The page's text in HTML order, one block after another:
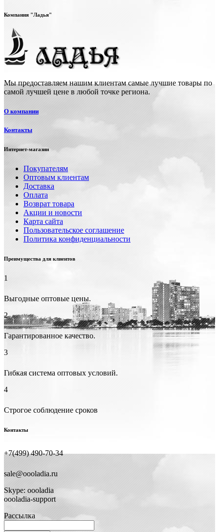
Компания "Ладья"
Мы предоставляем нашим клиентам самые лучшие товары по
самой лучшей цене в любой точке региона.
О компании
Контакты
Интернет-магазин
Покупателям
Оптовым клиентам
Доставка
Оплата
Возврат товара
Акции и новости
Карта сайта
Пользовательское соглашение
Политика конфиденциальности
Преимущества для клиентов
1
Выгодные оптовые цены.
2
Гарантированное качество.
3
Гибкая система оптовых условий.
4
Строгое соблюдение сроков
Контакты
+7(499) 490-70-34
sale@oooladia.ru
Skype: oooladia
oooladia-support
Рассылка